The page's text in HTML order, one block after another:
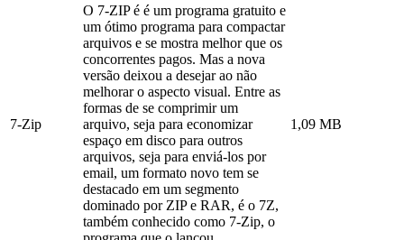
7-Zip
O 7-ZIP é é um programa gratuito e
um ótimo programa para compactar
arquivos e se mostra melhor que os
concorrentes pagos. Mas a nova
versão deixou a desejar ao não
melhorar o aspecto visual. Entre as
formas de se comprimir um
arquivo, seja para economizar
espaço em disco para outros
arquivos, seja para enviá-los por
email, um formato novo tem se
destacado em um segmento
dominado por ZIP e RAR, é o 7Z,
também conhecido como 7-Zip, o
1,09 MB